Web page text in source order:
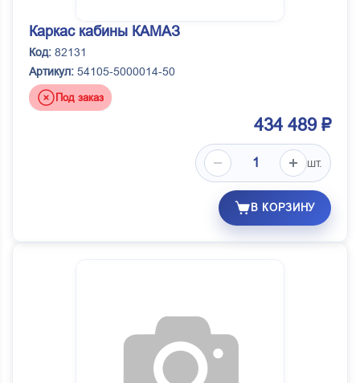
Каркас кабины КАМАЗ
Код: 82131
Артикул: 54105-5000014-50
Под заказ
434 489 ₽
шт.
В КОРЗИНУ